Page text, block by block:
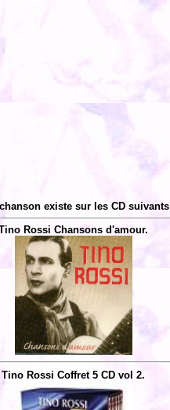
existe sur les CD
Rossi Chansons d'amour.
Tino Rossi Coffret 5 CD vol 2.